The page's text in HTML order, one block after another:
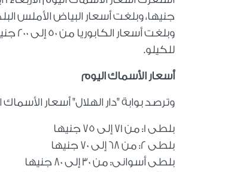
للكيلو.
أسعار الأسماك اليوم
وترصد بوابة "دار الهلال" أسعار
بلطى 1: من 71 إلى 75 جنيها
بلطى 2: من 68 إلى 70 جنيها
بلطى أسوانى: من 30 إلى 80 جنيها